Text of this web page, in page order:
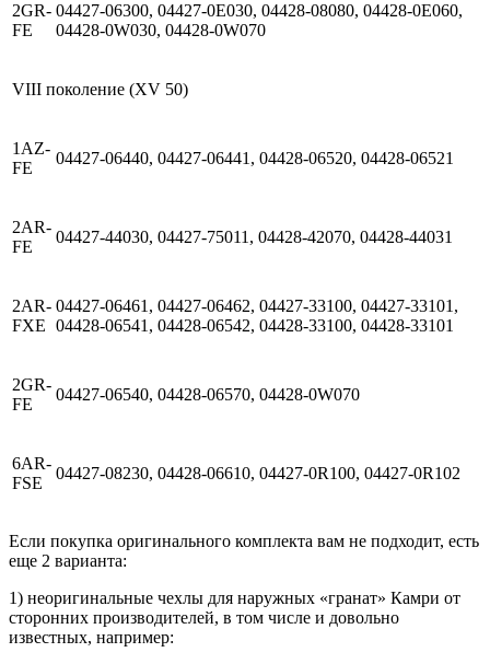
2GR-
FE
04427-06300, 04427-0E030, 04428-08080, 04428-0E060,
04428-0W030, 04428-0W070
VIII поколение (XV 50)
1AZ-
FE
04427-06440, 04427-06441, 04428-06520, 04428-06521
2AR-
FE
04427-44030, 04427-75011, 04428-42070, 04428-44031
2AR-
FXE
04427-06461, 04427-06462, 04427-33100, 04427-33101,
04428-06541, 04428-06542, 04428-33100, 04428-33101
2GR-
FE
04427-06540, 04428-06570, 04428-0W070
6AR-
FSE
04427-08230, 04428-06610, 04427-0R100, 04427-0R102
Если покупка оригинального комплекта вам не подходит, есть
еще 2 варианта:
1) неоригинальные чехлы для наружных «гранат» Камри от
сторонних производителей, в том числе и довольно
известных, например: